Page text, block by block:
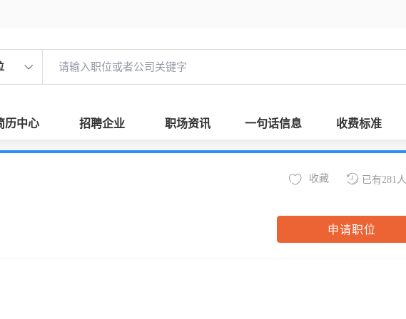
历中心 招聘企业 职场资讯 一句话信息 收费标准
已有281
收藏
申请职位